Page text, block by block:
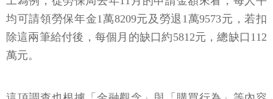
均可請領勞保年金1萬8209元及勞退1萬9573元，若扣
除這兩筆給付後，每個月的缺口約5812元，總缺口112
萬元。